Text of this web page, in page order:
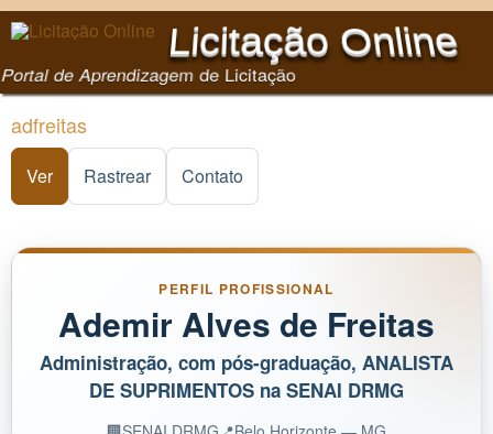
Pular para o conteúdo
principal
Licitação Online
Portal de Aprendizagem de Licitação
adfreitas
Ver(aba ativa)
Rastrear Contato
PERFIL PROFISSIONAL
Ademir Alves de Freitas
Administração, com pós-graduação, ANALISTA
DE SUPRIMENTOS na SENAI DRMG